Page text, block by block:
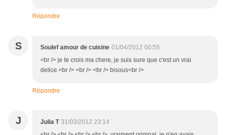
Répondre
S Soulef amour de cuisine 01/04/2012 00:55
<br /> je te crois ma chere, je suis sure que c'est un vrai
delice.<br /> <br /> <br /> bisous<br />
Répondre
J Julia T 31/03/2012 23:14